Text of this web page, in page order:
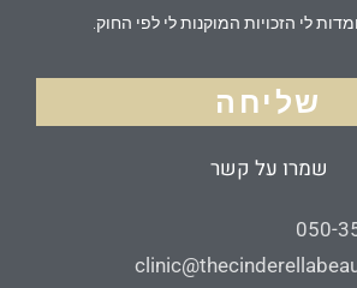
לי הזכויות המוקנות לי לפי החוק.
שליחה
שמרו על קשר
050-